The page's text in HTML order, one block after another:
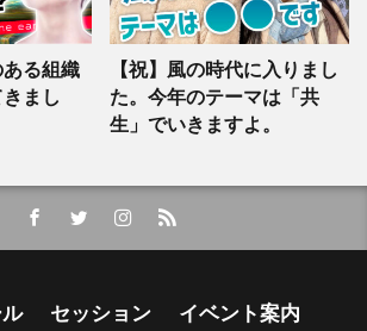
ある組織
まし
【祝】風の時代に入りまし
た。今年のテーマは「共
生」でいきますよ。
セッション
イベント案内